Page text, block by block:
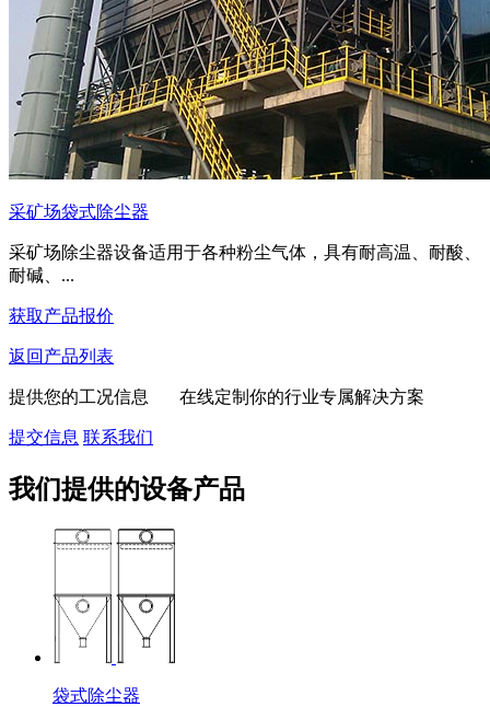
采矿场袋式除尘器
采矿场除尘器设备适用于各种粉尘气体，具有耐高温、耐酸、
耐碱、...
获取产品报价
返回产品列表
提供您的工况信息 在线定制你的行业专属解决方案
提交信息 联系我们
我们提供的设备产品
袋式除尘器